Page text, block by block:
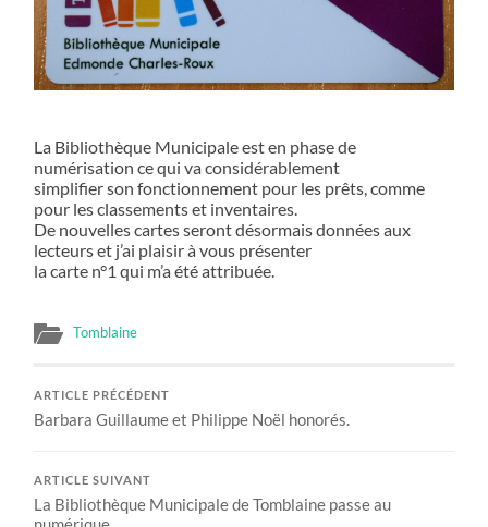
La Bibliothèque Municipale est en phase de
numérisation ce qui va considérablement
simplifier son fonctionnement pour les prêts, comme
pour les classements et inventaires.
De nouvelles cartes seront désormais données aux
lecteurs et j’ai plaisir à vous présenter
la carte n°1 qui m’a été attribuée.
Tomblaine
ARTICLE PRÉCÉDENT
Barbara Guillaume et Philippe Noël honorés.
ARTICLE SUIVANT
La Bibliothèque Municipale de Tomblaine passe au